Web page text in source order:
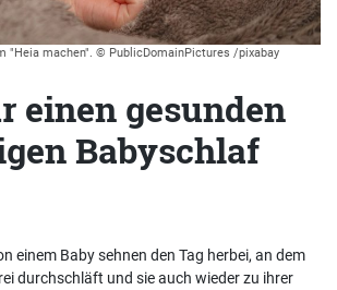
"Heia machen". © PublicDomainPictures /pixabay
einen gesunden
Babyschlaf
einem Baby sehnen den Tag herbei, an dem
durchschläft und sie auch wieder zu ihrer